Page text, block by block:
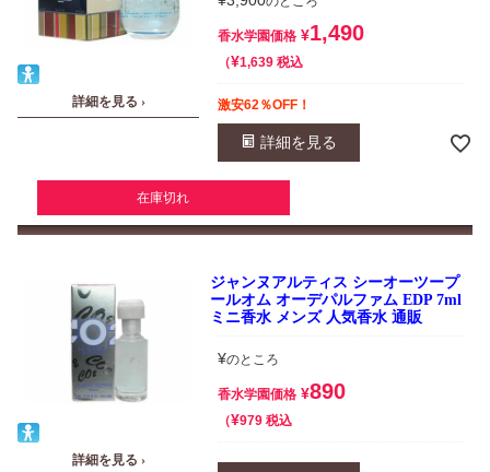
詳細を見る ›
香水学園価格 ¥1,490
¥1,639 税込
激安62％OFF！
詳細を見る
在庫切れ
詳細を見る ›
ジャンヌアルティス シーオーツープ
ールオム オーデパルファム EDP 7ml
ミニ香水 メンズ 人気香水 通販
¥のところ
香水学園価格 ¥890
¥979 税込